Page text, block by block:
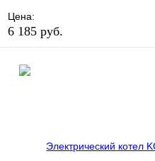
Цена:
6 185 руб.
Купить в 1 клик